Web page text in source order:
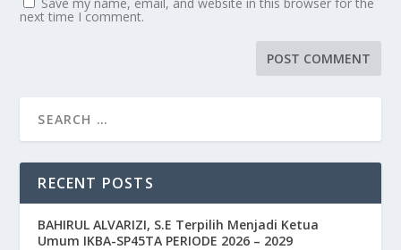
next time I comment.
RECENT POSTS
BAHIRUL ALVARIZI, S.E Terpilih Menjadi Ketua
Umum IKBA-SP45TA PERIODE 2026 – 2029